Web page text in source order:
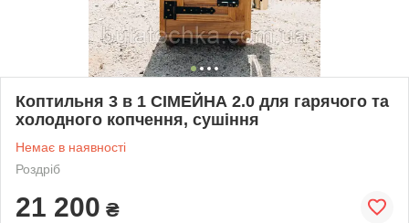
Коптильня 3 в 1 СІМЕЙНА 2.0 для гарячого та
холодного копчення, сушіння
Немає в наявності
Роздріб
21 200 ₴